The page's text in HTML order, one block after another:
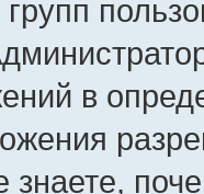
в
знаете,